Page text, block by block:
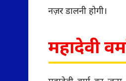
नज़र डालनी होगी।
महादेवी